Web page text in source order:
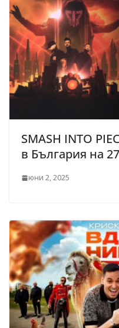
SMASH INTO
в България на
юни 2, 2025